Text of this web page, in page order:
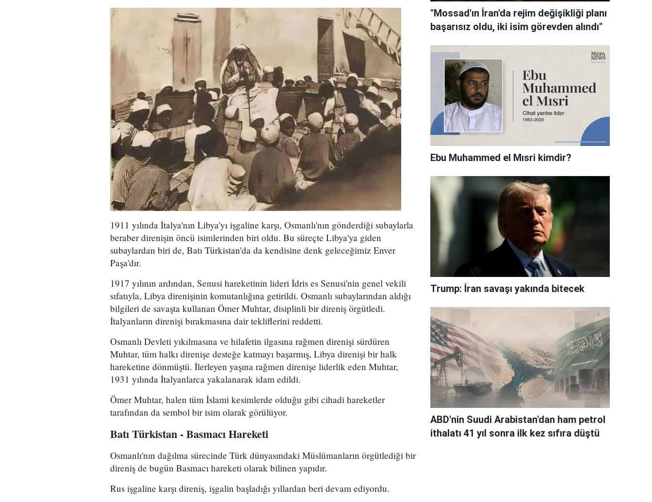
1911 yılında İtalya'nın Libya'yı işgaline karşı, Osmanlı'nın gönderdiği subaylarla
beraber direnişin öncü isimlerinden biri oldu. Bu süreçte Libya'ya giden
subaylardan biri de, Batı Türkistan'da da kendisine denk geleceğimiz Enver
Paşa'dır.
1917 yılının ardından, Senusi hareketinin lideri İdris es Senusi'nin genel vekili
sıfatıyla, Libya direnişinin komutanlığına getirildi. Osmanlı subaylarından aldığı
bilgileri de savaşta kullanan Ömer Muhtar, disiplinli bir direniş örgütledi.
İtalyanların direnişi bırakmasına dair tekliflerini reddetti.
Osmanlı Devleti yıkılmasına ve hilafetin ilgasına rağmen direnişi sürdüren
Muhtar, tüm halkı direnişe desteğe katmayı başarmış, Libya direnişi bir halk
hareketine dönmüştü. İlerleyen yaşına rağmen direnişe liderlik eden Muhtar,
1931 yılında İtalyanlarca yakalanarak idam edildi.
Ömer Muhtar, halen tüm İslami kesimlerde olduğu gibi cihadi hareketler
tarafından da sembol bir isim olarak görülüyor.
Batı Türkistan - Basmacı Hareketi
Osmanlı'nın dağılma sürecinde Türk dünyasındaki Müslümanların örgütlediği bir
direniş de bugün Basmacı hareketi olarak bilinen yapıdır.
Rus işgaline karşı direniş, işgalin başladığı yıllardan beri devam ediyordu.
"Mossad'ın İran'da rejim değişikliği planı
başarısız oldu, iki isim görevden alındı"
Ebu Muhammed el Mısri kimdir?
Trump: İran savaşı yakında bitecek
ABD'nin Suudi Arabistan'dan ham petrol
ithalatı 41 yıl sonra ilk kez sıfıra düştü